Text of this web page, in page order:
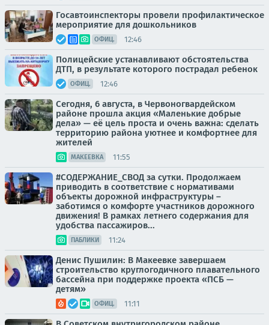
Госавтоинспекторы провели профилактическое
мероприятие для дошкольников
ОФИЦ. 12:46
Полицейские устанавливают обстоятельства
ДТП, в результате которого пострадал ребенок
ОФИЦ. 12:46
Сегодня, 6 августа, в Червоногвардейском
районе прошла акция «Маленькие добрые
дела» — её цель проста и очень важна: сделать
территорию района уютнее и комфортнее для
жителей
МАКЕЕВКА 11:55
#СОДЕРЖАНИЕ_СВОД за сутки. Продолжаем
приводить в соответствие с нормативами
объекты дорожной инфраструктуры –
заботимся о комфорте участников дорожного
движения! В рамках летнего содержания для
удобства пассажиров...
ПАБЛИКИ 11:24
Денис Пушилин: В Макеевке завершаем
строительство круглогодичного плавательного
бассейна при поддержке проекта «ПСБ —
детям»
ОФИЦ. 11:11